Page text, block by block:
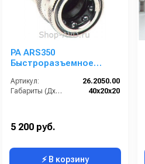
PA ARS350
Быстроразъемное
Артикул:
26.2050.00
Габариты (ДхШхВ):
40х20х20
5 200 руб.
⚡ В корзину